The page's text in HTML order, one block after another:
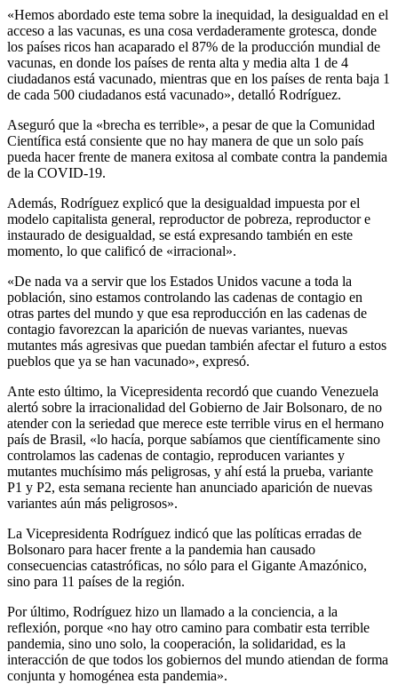
«Hemos abordado este tema sobre la inequidad, la desigualdad en el
acceso a las vacunas, es una cosa verdaderamente grotesca, donde
los países ricos han acaparado el 87% de la producción mundial de
vacunas, en donde los países de renta alta y media alta 1 de 4
ciudadanos está vacunado, mientras que en los países de renta baja 1
de cada 500 ciudadanos está vacunado», detalló Rodríguez.
Aseguró que la «brecha es terrible», a pesar de que la Comunidad
Científica está consiente que no hay manera de que un solo país
pueda hacer frente de manera exitosa al combate contra la pandemia
de la COVID-19.
Además, Rodríguez explicó que la desigualdad impuesta por el
modelo capitalista general, reproductor de pobreza, reproductor e
instaurado de desigualdad, se está expresando también en este
momento, lo que calificó de «irracional».
«De nada va a servir que los Estados Unidos vacune a toda la
población, sino estamos controlando las cadenas de contagio en
otras partes del mundo y que esa reproducción en las cadenas de
contagio favorezcan la aparición de nuevas variantes, nuevas
mutantes más agresivas que puedan también afectar el futuro a estos
pueblos que ya se han vacunado», expresó.
Ante esto último, la Vicepresidenta recordó que cuando Venezuela
alertó sobre la irracionalidad del Gobierno de Jair Bolsonaro, de no
atender con la seriedad que merece este terrible virus en el hermano
país de Brasil, «lo hacía, porque sabíamos que científicamente sino
controlamos las cadenas de contagio, reproducen variantes y
mutantes muchísimo más peligrosas, y ahí está la prueba, variante
P1 y P2, esta semana reciente han anunciado aparición de nuevas
variantes aún más peligrosos».
La Vicepresidenta Rodríguez indicó que las políticas erradas de
Bolsonaro para hacer frente a la pandemia han causado
consecuencias catastróficas, no sólo para el Gigante Amazónico,
sino para 11 países de la región.
Por último, Rodríguez hizo un llamado a la conciencia, a la
reflexión, porque «no hay otro camino para combatir esta terrible
pandemia, sino uno solo, la cooperación, la solidaridad, es la
interacción de que todos los gobiernos del mundo atiendan de forma
conjunta y homogénea esta pandemia».